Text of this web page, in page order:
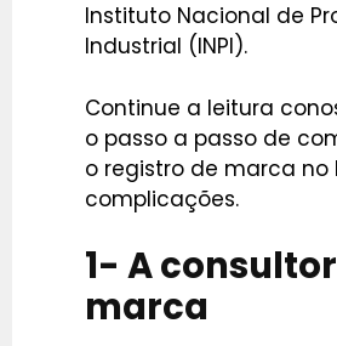
Instituto Nacional de
Industrial (INPI).
Continue a leitura
o passo a passo de
o registro de marca no
complicações.
1- A
marca